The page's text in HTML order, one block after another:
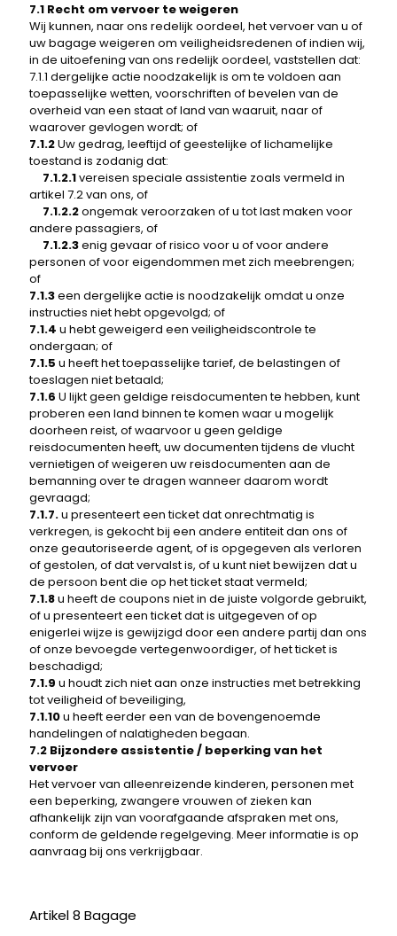
7.1 Recht om vervoer te weigeren
Wij kunnen, naar ons redelijk oordeel, het vervoer van u of
uw bagage weigeren om veiligheidsredenen of indien wij,
in de uitoefening van ons redelijk oordeel, vaststellen dat:
7.1.1 dergelijke actie noodzakelijk is om te voldoen aan
toepasselijke wetten, voorschriften of bevelen van de
overheid van een staat of land van waaruit, naar of
waarover gevlogen wordt; of
7.1.2Uw gedrag, leeftijd of geestelijke of lichamelijke
toestand is zodanig dat:
7.1.2.1vereisen speciale assistentie zoals vermeld in
artikel 7.2 van ons, of
7.1.2.2ongemak veroorzaken of u tot last maken voor
andere passagiers, of
7.1.2.3enig gevaar of risico voor u of voor andere
personen of voor eigendommen met zich meebrengen;
of
7.1.3een dergelijke actie is noodzakelijk omdat u onze
instructies niet hebt opgevolgd; of
7.1.4 u hebt geweigerd een veiligheidscontrole te
ondergaan; of
7.1.5 u heeft het toepasselijke tarief, de belastingen of
toeslagen niet betaald;
7.1.6 U lijkt geen geldige reisdocumenten te hebben, kunt
proberen een land binnen te komen waar u mogelijk
doorheen reist, of waarvoor u geen geldige
reisdocumenten heeft, uw documenten tijdens de vlucht
vernietigen of weigeren uw reisdocumenten aan de
bemanning over te dragen wanneer daarom wordt
gevraagd;
7.1.7.u presenteert een ticket dat onrechtmatig is
verkregen, is gekocht bij een andere entiteit dan ons of
onze geautoriseerde agent, of is opgegeven als verloren
of gestolen, of dat vervalst is, of u kunt niet bewijzen dat u
de persoon bent die op het ticket staat vermeld;
7.1.8u heeft de coupons niet in de juiste volgorde gebruikt,
of u presenteert een ticket dat is uitgegeven of op
enigerlei wijze is gewijzigd door een andere partij dan ons
of onze bevoegde vertegenwoordiger, of het ticket is
beschadigd;
7.1.9 u houdt zich niet aan onze instructies met betrekking
tot veiligheid of beveiliging,
7.1.10u heeft eerder een van de bovengenoemde
handelingen of nalatigheden begaan.
7.2 Bijzondere assistentie / beperking van het
vervoer
Het vervoer van alleenreizende kinderen, personen met
een beperking, zwangere vrouwen of zieken kan
afhankelijk zijn van voorafgaande afspraken met ons,
conform de geldende regelgeving. Meer informatie is op
aanvraag bij ons verkrijgbaar.
Artikel 8 Bagage